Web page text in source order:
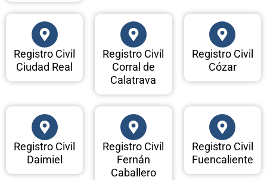
Registro Civil
Ciudad Real
Registro Civil
Corral de
Calatrava
Registro Civil
Cózar
Registro Civil
Daimiel
Registro Civil
Fernán
Caballero
Registro Civil
Fuencaliente